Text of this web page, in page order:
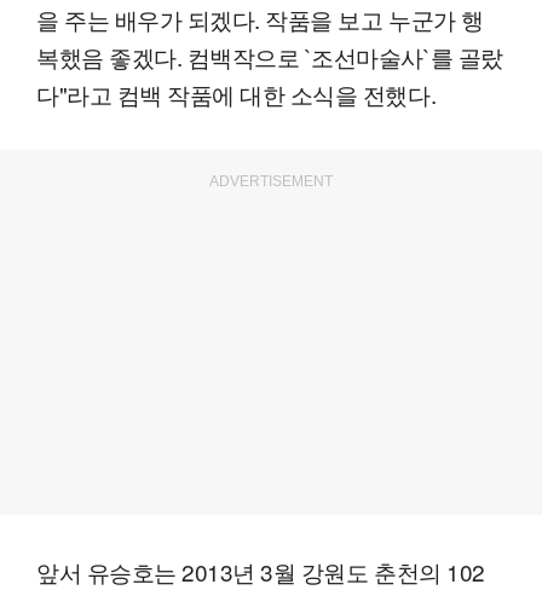
을 주는 배우가 되겠다. 작품을 보고 누군가 행
복했음 좋겠다. 컴백작으로 `조선마술사`를 골랐
다"라고 컴백 작품에 대한 소식을 전했다.
ADVERTISEMENT
앞서 유승호는 2013년 3월 강원도 춘천의 102